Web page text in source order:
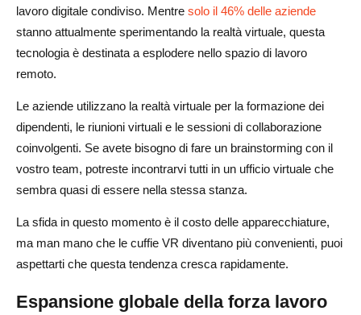
lavoro digitale condiviso. Mentre solo il 46% delle aziende
stanno attualmente sperimentando la realtà virtuale, questa
tecnologia è destinata a esplodere nello spazio di lavoro
remoto.
Le aziende utilizzano la realtà virtuale per la formazione dei
dipendenti, le riunioni virtuali e le sessioni di collaborazione
coinvolgenti. Se avete bisogno di fare un brainstorming con il
vostro team, potreste incontrarvi tutti in un ufficio virtuale che
sembra quasi di essere nella stessa stanza.
La sfida in questo momento è il costo delle apparecchiature,
ma man mano che le cuffie VR diventano più convenienti, puoi
aspettarti che questa tendenza cresca rapidamente.
Espansione globale della forza lavoro